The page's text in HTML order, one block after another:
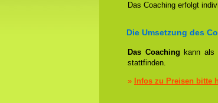
Das Coaching erfolgt
Die Umsetzung des
Das Coaching kann als
stattfinden.
» Infos zu Preisen bitte